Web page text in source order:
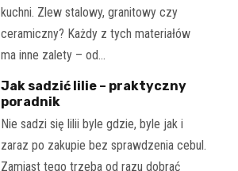
kuchni. Zlew stalowy, granitowy czy
ceramiczny? Każdy z tych materiałów
ma inne zalety – od…
Jak sadzić lilie – praktyczny
poradnik
Nie sadzi się lilii byle gdzie, byle jak i
zaraz po zakupie bez sprawdzenia cebul.
Zamiast tego trzeba od razu dobrać